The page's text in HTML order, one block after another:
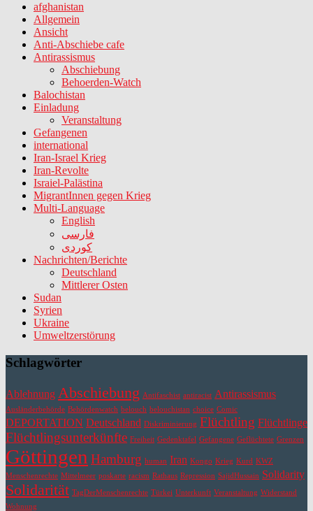
afghanistan
Allgemein
Ansicht
Anti-Abschiebe cafe
Antirassismus
Abschiebung
Behoerden-Watch
Balochistan
Einladung
Veranstaltung
Gefangenen
international
Iran-Israel Krieg
Iran-Revolte
Israiel-Palästina
MigrantInnen gegen Krieg
Multi-Language
English
فارسی
کوردی
Nachrichten/Berichte
Deutschland
Mittlerer Osten
Sudan
Syrien
Ukraine
Umweltzerstörung
Schlagwörter
Ablehnung Abschiebung Antifaschist antiracist Antirassismus
Ausländerbehörde Behördenwatch belouch belouchistan choice Comic
DEPORTATION Deutschland Diskriminierung Flüchtling Flüchtlinge
Flüchtlingsunterkünfte Freiheit Gedenktafel Gefangene Geflüchtete Grenzen
Göttingen Hamburg human Iran Kongo Krieg Kurd KWZ
Menschenrechte Mittelmeer poskarte racism Rathaus Repression SajidHussain Solidarity
Solidarität TagDerMenschenrechte Türkei Unterkunft Veranstaltung Widerstand
Wohnung